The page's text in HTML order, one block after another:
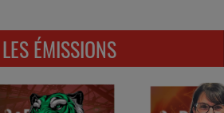
LES ÉMISSIONS